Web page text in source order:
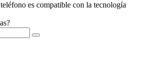
es compatible con la tecnología